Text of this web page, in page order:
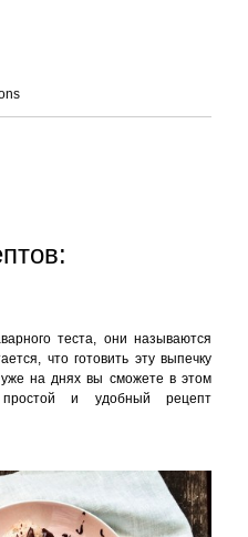
теста, они называются
что готовить эту выпечку
на днях вы сможете в этом
и удобный рецепт